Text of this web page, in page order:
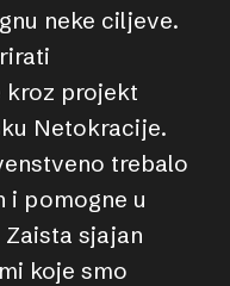
neke ciljeve.
kroz projekt
Netokracije.
trebalo
i pomogne u
sjajan
koje smo